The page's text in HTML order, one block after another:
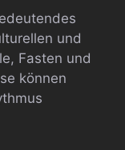
und
Fasten und
können